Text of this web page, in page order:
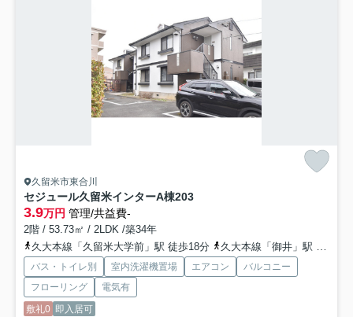
久留米市東合川
セジュール久留米インターA棟203
3.9万円 管理/共益費-
2階 / 53.73㎡ / 2LDK /築34年
久大本線「久留米大学前」駅 徒歩18分
久大本線「御井」駅 徒歩12分
バス・トイレ別 室内洗濯機置場 エアコン
バルコニー
フローリング
電気有
敷礼0 即入居可